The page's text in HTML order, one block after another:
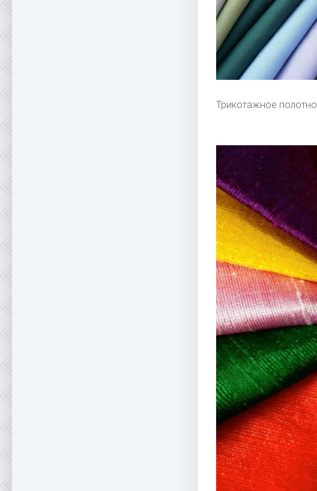
Трикотажное полотно